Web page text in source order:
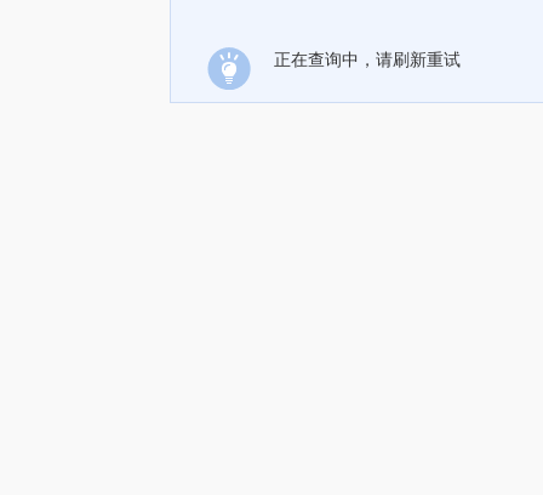
正在查询中，请刷新重试